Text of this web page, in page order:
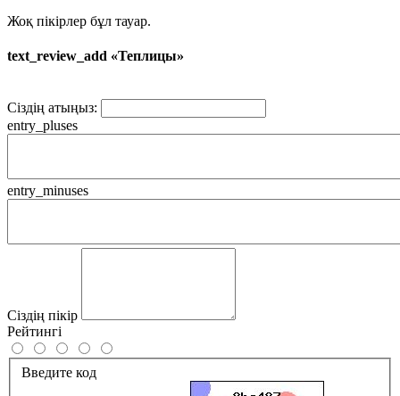
Жоқ пікірлер бұл тауар.
text_review_add «Теплицы»
Сіздің атыңыз:
entry_pluses
entry_minuses
Сіздің пікір
Рейтингі
Введите код